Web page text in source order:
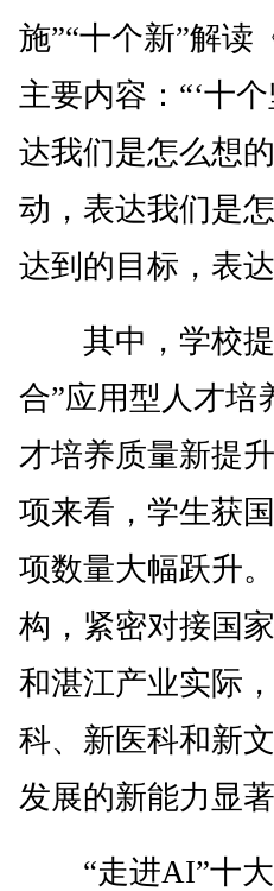
施”“十个新”解读
主要内容：“‘十
达我们是怎么想
动，表达我们是
达到的目标，表
其中，学校提
合”应用型人才培
才培养质量新提
项来看，学生获
项数量大幅跃升
构，紧密对接国
和湛江产业实际
科、新医科和新
发展的新能力显著
“走进AI”十大